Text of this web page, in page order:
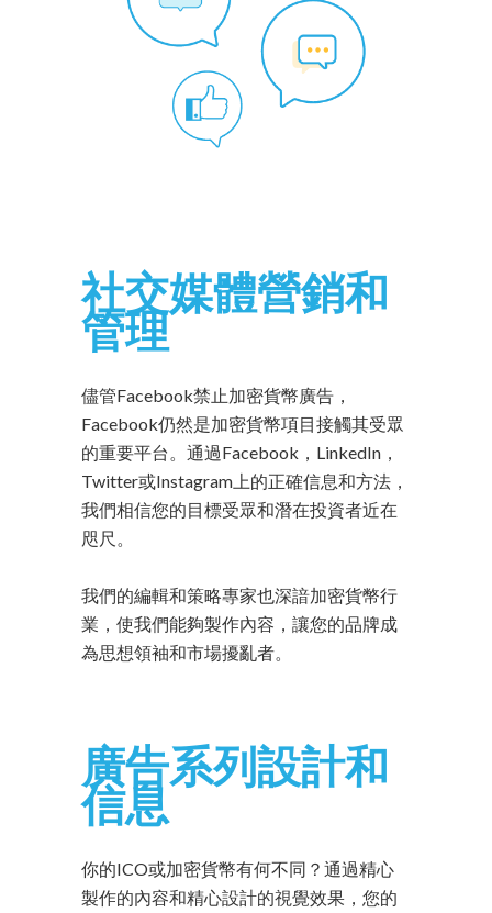
社交媒體營銷和
管理
儘管Facebook禁止加密貨幣廣告，
Facebook仍然是加密貨幣項目接觸其受眾
的重要平台。通過Facebook，LinkedIn，
Twitter或Instagram上的正確信息和方法，
我們相信您的目標受眾和潛在投資者近在
咫尺。
我們的編輯和策略專家也深諳加密貨幣行
業，使我們能夠製作內容，讓您的品牌成
為思想領袖和市場擾亂者。
廣告系列設計和
信息
你的ICO或加密貨幣有何不同？通過精心
製作的內容和精心設計的視覺效果，您的